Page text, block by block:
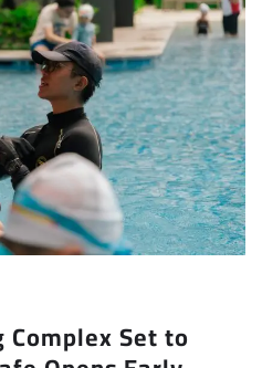
Set to